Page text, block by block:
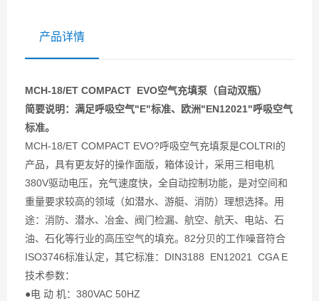
产品详情
MCH-18/ET COMPACT EVO空气充填泵（自动双瓶）
简要说明：满足呼吸空气"E"标准、欧洲"EN12021"呼吸空气
标准。
MCH-18/ET COMPACT EVO?呼吸空气充填泵是COLTRI的
产品，具有更友好的操作面版，箱体设计，采用三相电机
380V驱动电压，充气速度快，全自动控制功能，是对空间和
重量要求较高的领域（如潜水、游艇、消防）理想选择。用
途：消防、潜水、冶金、阀门检漏、航空、航天、电站、石
油、石化等行业的高压空气的填充。82分贝的工作噪音符合
ISO3746标准认定，其它标准：DIN3188 EN12021 CGA E
技术参数：
●电 动 机：380VAC 50HZ